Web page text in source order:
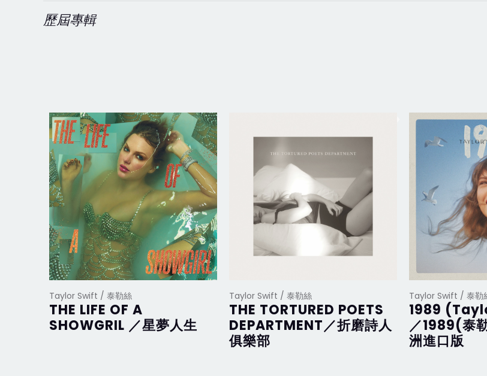
歷屆專輯
Taylor Swift / 泰勒絲
THE LIFE OF A
SHOWGRIL ／星夢人生
Taylor Swift / 泰勒絲
THE TORTURED POETS
DEPARTMENT／折磨詩人
俱樂部
Taylor Swift / 泰勒
1989
／1989(泰
洲進口版